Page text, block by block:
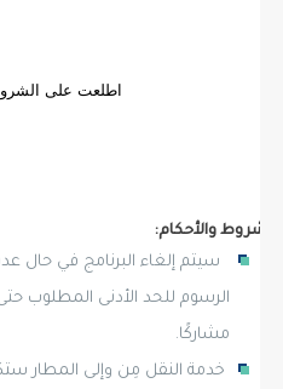
والأحكام:
سيتم إلغاء البرنامج في حال
مشاركًا.